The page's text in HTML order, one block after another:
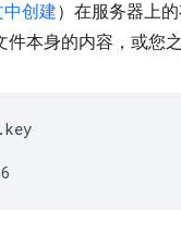
创建）在服务器上
件本身的内容，或您